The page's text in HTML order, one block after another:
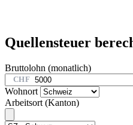
Quellensteuer
Bruttolohn (monatlich)
CHF
Wohnort
Arbeitsort (Kanton)